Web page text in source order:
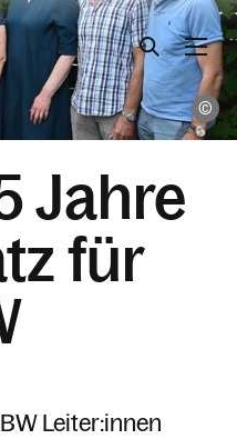
Jahre
für
Leiter:innen